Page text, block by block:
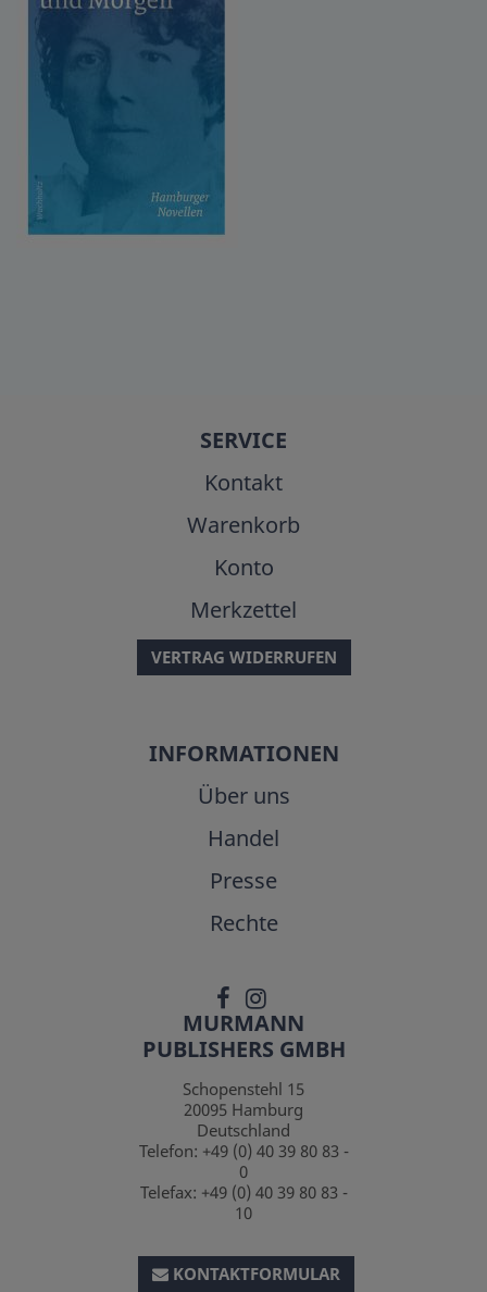
SERVICE
Kontakt
Warenkorb
Konto
Merkzettel
VERTRAG WIDERRUFEN
INFORMATIONEN
Über uns
Handel
Presse
Rechte
MURMANN
PUBLISHERS GMBH
Schopenstehl 15
20095 Hamburg
Deutschland
Telefon: +49 (0) 40 39 80 83 -
0
Telefax: +49 (0) 40 39 80 83 -
10
KONTAKTFORMULAR